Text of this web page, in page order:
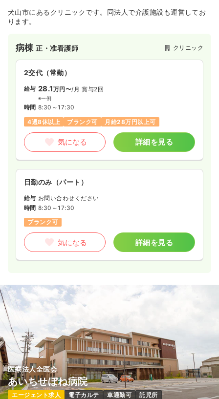
犬山市にあるクリニックです。同法人で介護施設も運営してお
ります。
病棟正・准看護師 クリニック
2交代（常勤）
給与 28.1万円〜/月 賞与2回
※一例
時間 8:30～17:30
4週8休以上
ブランク可 月給28万円以上可
気になる 詳細を見る
日勤のみ（パート）
給与 お問い合わせください
時間 8:30～17:30
ブランク可
気になる 詳細を見る
医療法人全医会
あいちせぼね病院
エージェント求人 電子カルテ 車通勤可 託児所